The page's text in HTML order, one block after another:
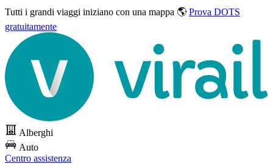
Tutti i grandi viaggi iniziano con una mappa 🌎 Prova DOTS
gratuitamente
Alberghi
Auto
Centro assistenza